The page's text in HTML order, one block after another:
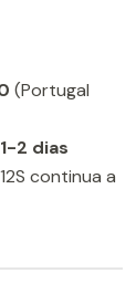
(Portugal
1-2 dias
continua a